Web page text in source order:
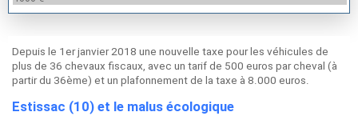
Depuis le 1er janvier 2018 une nouvelle taxe pour les véhicules de
plus de 36 chevaux fiscaux, avec un tarif de 500 euros par cheval (à
partir du 36ème) et un plafonnement de la taxe à 8.000 euros.
Estissac (10) et le malus écologique